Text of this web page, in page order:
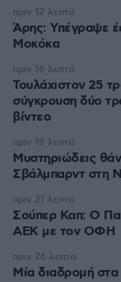
Άρης: Υπέγραψε
Μοκόκα
πριν 12 λεπτά
Τουλάχιστον 25
σύγκρουση δύο τραμ στο
βίντεο
πριν 16 λεπτά
Μυστηριώδεις
Σβάλμπαρντ στη
πριν 19 λεπτά
Σούπερ Καπ: Ο
ΑΕΚ με τον ΟΦΗ
πριν 21 λεπτά
Μία διαδρομή
πριν 26 λεπτά